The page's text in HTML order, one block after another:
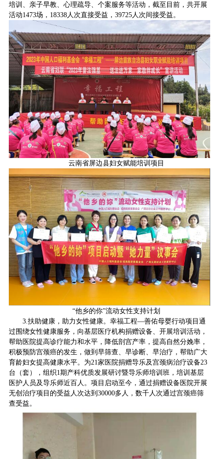
培训、亲子早教、心理疏导、个案服务等活动，截至目前，共开展
活动1473场，18338人次直接受益，39725人次间接受益。
云南省屏边县妇女赋能培训项目
“他乡的你”流动女性支持计划
3.扶助健康，助力女性健康。幸福工程—善佑母婴行动项目通
过围绕女性健康服务，向基层医疗机构捐赠设备、开展培训活动，
帮助医院提高诊疗能力和水平，降低剖宫产率，提高自然分娩率，
积极预防宫颈癌的发生，做到早筛查、早诊断、早治疗，帮助广大
育龄妇女提高健康水平。为21家医院捐赠导乐及宫颈病治疗设备23
台（套），组织1期产科优质发展研讨暨导乐师培训班，培训基层
医护人员及导乐师近百人。项目启动至今，通过捐赠设备医院开展
无创治疗项目的受益人次达到30000多人，数千人次通过宫颈癌筛
查受益。